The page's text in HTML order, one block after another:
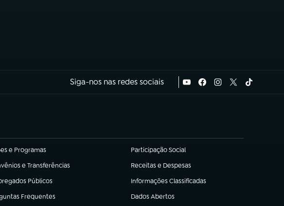
Siga-nos nas redes sociais
e Programas
em nova aba) Participação Social
(abre em nova aba)
e Transferências
em nova aba) Receitas e Despesas
(abre em nova aba)
Públicos
em nova aba) Informações Classificadas
(abre em nova aba)
Frequentes
em nova aba) Dados Abertos
(abre em nova aba)